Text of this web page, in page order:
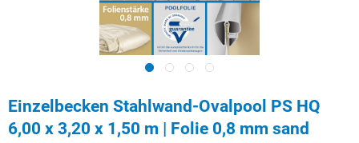
Einzelbecken Stahlwand-Ovalpool PS HQ
6,00 x 3,20 x 1,50 m | Folie 0,8 mm sand